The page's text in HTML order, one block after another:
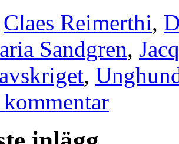
Claes Reimerthi,
Sandgren,
,